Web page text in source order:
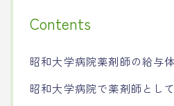
Contents
昭和大学病院薬剤師の給与
昭和大学病院で薬剤師とし